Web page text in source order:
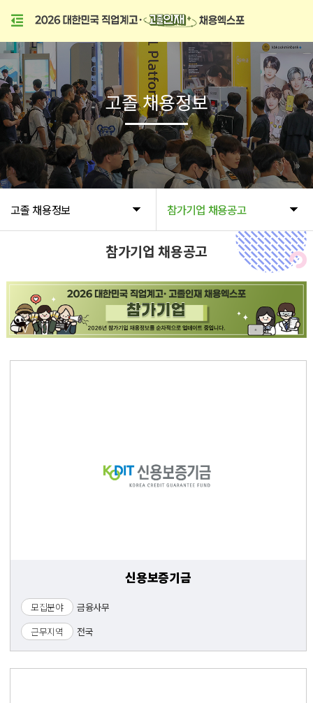
고졸 채용정보 참가기업 채용공고
고졸 채용정보
참가기업 채용공고
신용보증기금
모집분야
금융사무
근무지역
전국